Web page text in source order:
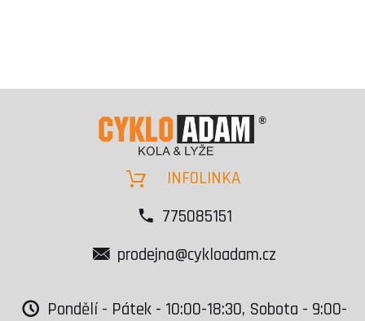
INFOLINKA
775085151
prodejna@cykloadam.cz
Pondělí - Pátek - 10:00-18:30, Sobota - 9:00-